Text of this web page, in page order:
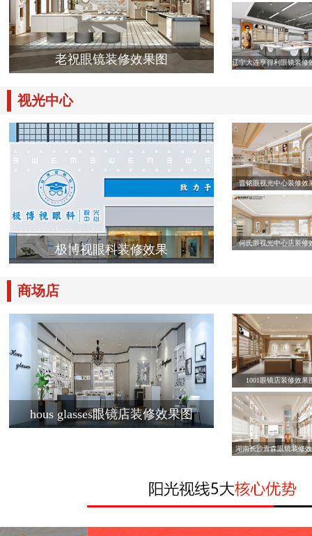
老祝眼镜装修效果图 辽宁大连亨得利眼镜装修
视光中心
极博视眼科装修效果
晋铭眼视光中心装修效
何氏眼视光中心店装修
商场店
hous glasses眼镜店装修效果图
1001眼镜店装修效果
湖南长沙青森眼镜装修